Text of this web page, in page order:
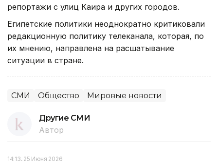
репортажи с улиц Каира и других городов.
Египетские политики неоднократно критиковали
редакционную политику телеканала, которая, по
их мнению, направлена на расшатывание
ситуации в стране.
СМИ Общество Мировые новости
Другие СМИ
Автор
14:13, 25 Июня 2026